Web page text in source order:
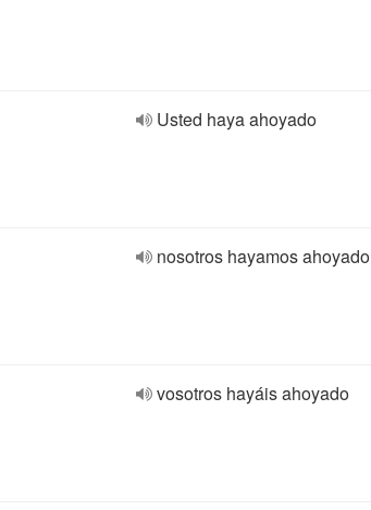
Usted haya ahoyado
nosotros hayamos ahoyado
vosotros hayáis ahoyado